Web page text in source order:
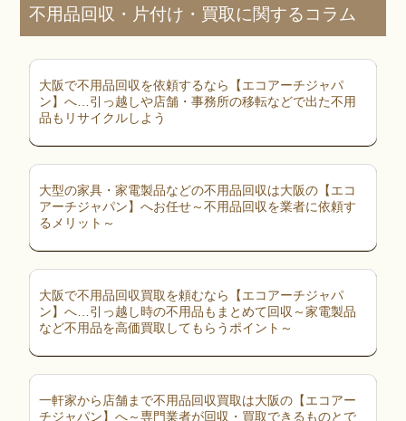
不用品回収・片付け・買取に関するコラム
大阪で不用品回収を依頼するなら【エコアーチジャパ
ン】へ…引っ越しや店舗・事務所の移転などで出た不用
品もリサイクルしよう
大型の家具・家電製品などの不用品回収は大阪の【エコ
アーチジャパン】へお任せ～不用品回収を業者に依頼す
るメリット～
大阪で不用品回収買取を頼むなら【エコアーチジャパ
ン】へ…引っ越し時の不用品もまとめて回収～家電製品
など不用品を高価買取してもらうポイント～
一軒家から店舗まで不用品回収買取は大阪の【エコアー
チジャパン】へ～専門業者が回収・買取できるものとで